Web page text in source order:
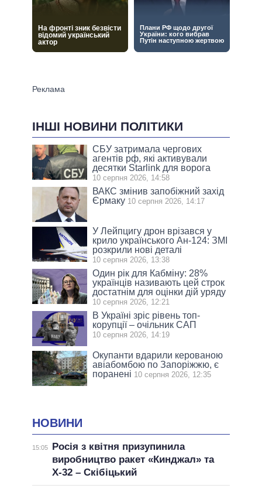
ІНШІ НОВИНИ ПОЛІТИКИ
СБУ затримала чергових
агентів рф, які активували
десятки Starlink для ворога
10 серпня 2026, 14:58
ВАКС змінив запобіжний захід
Єрмаку 10 серпня 2026, 14:17
У Лейпцигу дрон врізався у
крило українського Ан-124: ЗМІ
розкрили нові деталі
10 серпня 2026, 13:38
Один рік для Кабміну: 28%
українців називають цей строк
достатнім для оцінки дій уряду
10 серпня 2026, 12:21
В Україні зріс рівень топ-
корупції – очільник САП
10 серпня 2026, 14:19
Окупанти вдарили керованою
авіабомбою по Запоріжжю, є
поранені 10 серпня 2026, 12:35
НОВИНИ
15:05
Росія з квітня призупинила
виробництво ракет «Кинджал» та
Х-32 – Скібіцький